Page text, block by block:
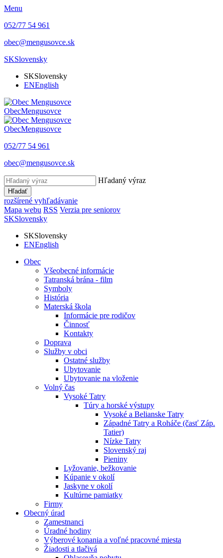
Menu
052/77 54 961
obec@mengusovce.sk
SKSlovensky
SKSlovensky
ENEnglish
ObecMengusovce
ObecMengusovce
052/77 54 961
obec@mengusovce.sk
Hľadaný výraz
Hľadať
rozšírené vyhľadávanie
Mapa webu RSS Verzia pre seniorov
SKSlovensky
SKSlovensky
ENEnglish
Obec
Všeobecné informácie
Tatranská brána - film
Symboly
História
Materská škola
Informácie pre rodičov
Činnosť
Kontakty
Doprava
Služby v obci
Ostatné služby
Ubytovanie
Ubytovanie na vloženie
Volný čas
Vysoké Tatry
Túry a horské výstupy
Vysoké a Belianske Tatry
Západné Tatry a Roháče (časť Záp.
Tatier)
Nízke Tatry
Slovenský raj
Pieniny
Lyžovanie, bežkovanie
Kúpanie v okolí
Jaskyne v okolí
Kultúrne pamiatky
Firmy
Obecný úrad
Zamestnanci
Úradné hodiny
Výberové konania a voľné pracovné miesta
Žiadosti a tlačivá